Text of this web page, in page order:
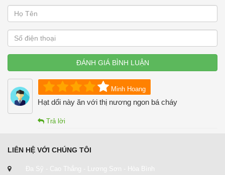
ĐÁNH GIÁ BÌNH LUẬN
Minh Hoang
Hạt dổi này ăn với thị nương ngon bá cháy
Trả lời
LIÊN HỆ VỚI CHÚNG TÔI
Đa Sỹ - Cao Thắng - Lương Sơn - Hòa Bình